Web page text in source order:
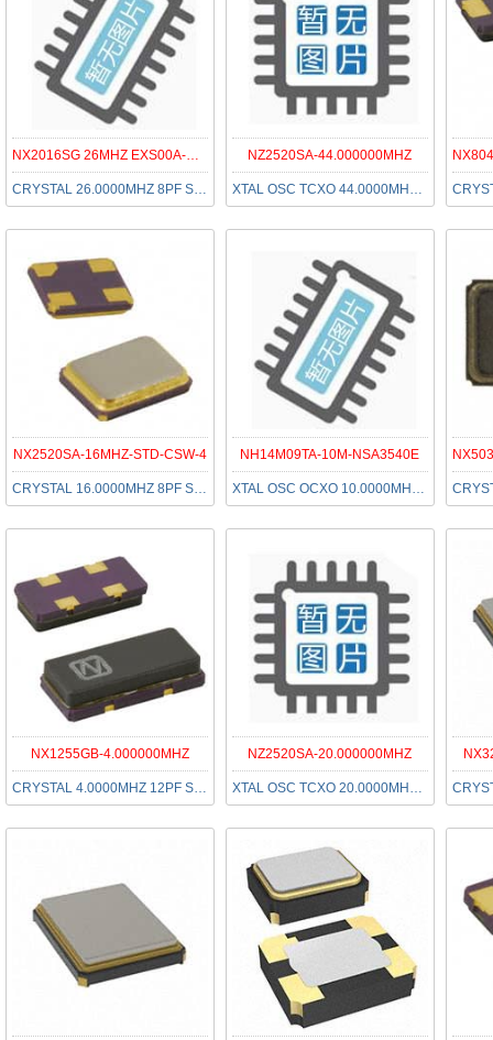
NX2016SG 26MHZ EXS00A-CG05053
CRYSTAL 26.0000MHZ 8PF SMD
NZ2520SA-44.000000MHZ
XTAL OSC TCXO 44.0000MHZ CMOS
NX2520SA-16MHZ-STD-CSW-4
CRYSTAL 16.0000MHZ 8PF SMD
NH14M09TA-10M-NSA3540E
XTAL OSC OCXO 10.0000MHZ LVCMOS
NX1255GB-4.000000MHZ
CRYSTAL 4.0000MHZ 12PF SMD
NZ2520SA-20.000000MHZ
XTAL OSC TCXO 20.0000MHZ CMOS